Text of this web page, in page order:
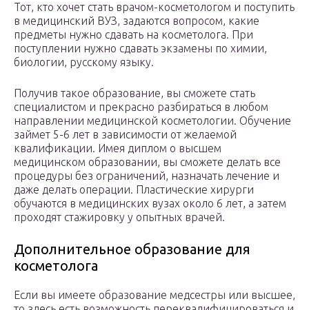
Тот, кто хочет стать врачом-косметологом и поступить
в медицинский ВУЗ, задаются вопросом, какие
предметы нужно сдавать на косметолога. При
поступлении нужно сдавать экзамены по химии,
биологии, русскому языку.
Получив такое образование, вы сможете стать
специалистом и прекрасно разбираться в любом
направлении медицинской косметологии. Обучение
займет 5-6 лет в зависимости от желаемой
квалификации. Имея диплом о высшем
медицинском образовании, вы сможете делать все
процедуры без ограничений, назначать лечение и
даже делать операции. Пластические хирурги
обучаются в медицинских вузах около 6 лет, а затем
проходят стажировку у опытных врачей.
Дополнительное образование для
косметолога
Если вы имеете образование медсестры или высшее,